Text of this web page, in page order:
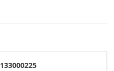
133000225